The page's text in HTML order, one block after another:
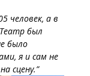
человек, а в
был
было
я и сам не
сцену.”